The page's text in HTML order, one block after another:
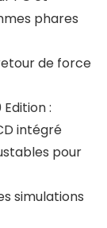
phares
de force
:
intégré
pour
simulations